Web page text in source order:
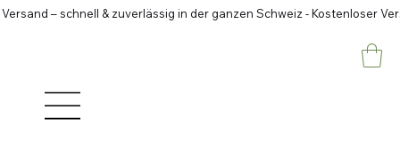
– schnell & zuverlässig in der ganzen Schweiz - Kostenloser